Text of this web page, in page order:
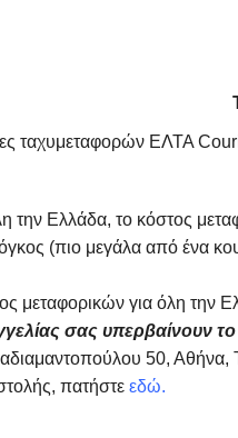
ταχυμεταφορών ΕΛΤΑ
την Ελλάδα, το κόστος
(πιο μεγάλα από ένα
μεταφορικών για όλη την
σας υπερβαίνουν
50, Αθήνα,
πατήστε εδώ.